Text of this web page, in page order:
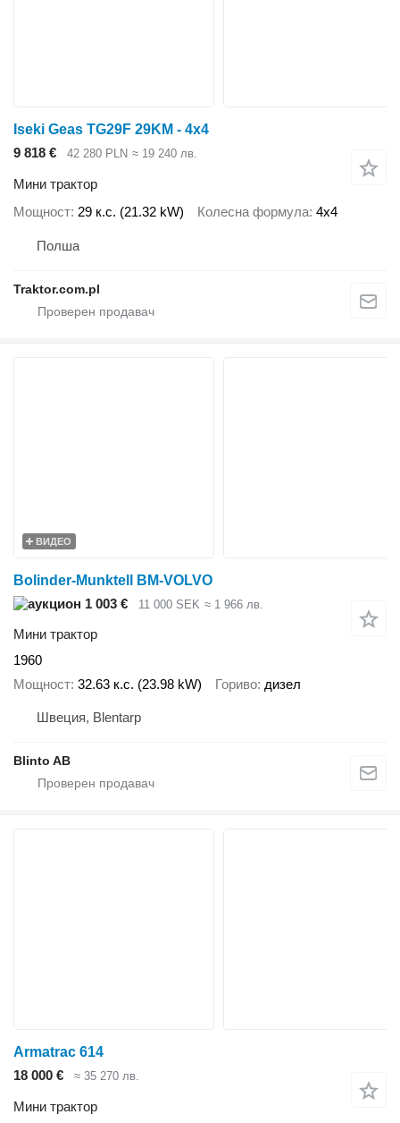
Iseki Geas TG29F 29KM - 4x4
9 818 €
42 280 PLN ≈ 19 240 лв.
Мини трактор
Мощност 29 к.с. (21.32 kW) Колесна формула 4x4
Полша
Traktor.com.pl
ВИДЕО
Bolinder-Munktell BM-VOLVO
1 003 €
11 000 SEK ≈ 1 966 лв.
Мини трактор
1960
Мощност 32.63 к.с. (23.98 kW) Гориво дизел
Швеция, Blentarp
Blinto AB
Armatrac 614
18 000 €
≈ 35 270 лв.
Мини трактор